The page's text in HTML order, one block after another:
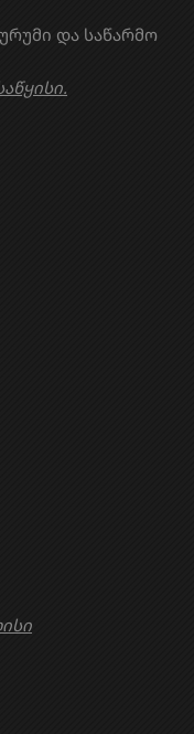
და საწარმო